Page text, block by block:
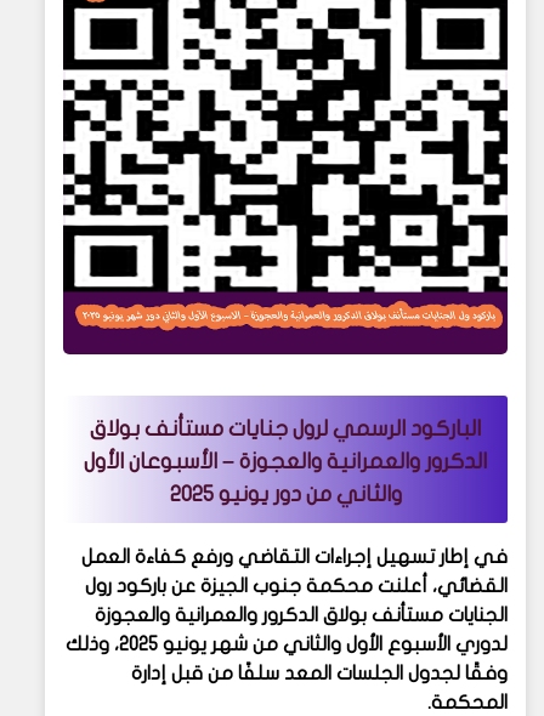
الباركود الرسمي لرول جنايات مستأنف بولاق
الدكرور والعمرانية والعجوزة – الأسبوعان الأول
والثاني من دور يونيو 2025
في إطار تسهيل إجراءات التقاضي ورفع كفاءة العمل
القضائي، أعلنت محكمة جنوب الجيزة عن باركود رول
الجنايات مستأنف بولاق الدكرور والعمرانية والعجوزة
لدوري الأسبوع الأول والثاني من شهر يونيو 2025
، وذلك
وفقًا لجدول الجلسات المعد سلفًا من قبل إدارة
المحكمة.